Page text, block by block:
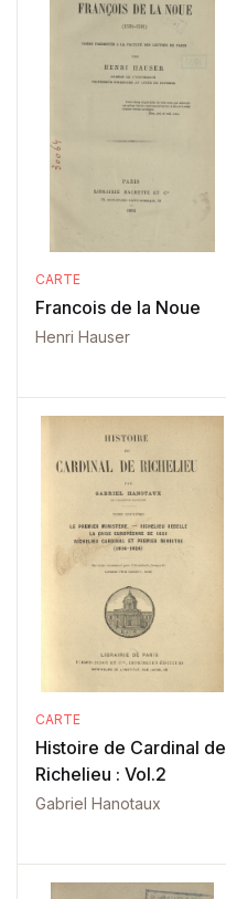
CARTE
Francois de la Noue
Henri Hauser
CARTE
Histoire de Cardinal de
Richelieu : Vol.2
Gabriel Hanotaux